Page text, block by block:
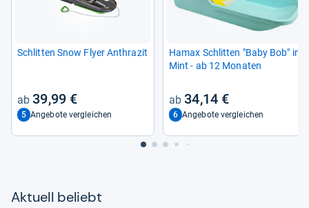
Schlit­ten Snow Flyer Anthra­zit
39,99 €
5 Angebote vergleichen
Hamax Schlit­ten "Baby Bob" in
Mint -​ ab 12 Mona­ten
34,14 €
6 Angebote vergleichen
Aktu­ell beliebt